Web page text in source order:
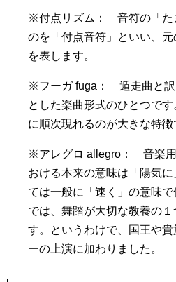
※付点リズム： 音符の「た
のを「付点音符」といい、
を表します。
※フーガ fuga： 遁走曲と訳
とした楽曲形式のひとつで
に順次現れるのが大きな特徴
※アレグロ allegro： 音楽用
おける本来の意味は「陽気
ては一般に「速く」の意味
では、舞踏が大切な教養の
す。というわけで、国王や
ーの上演に加わりました。